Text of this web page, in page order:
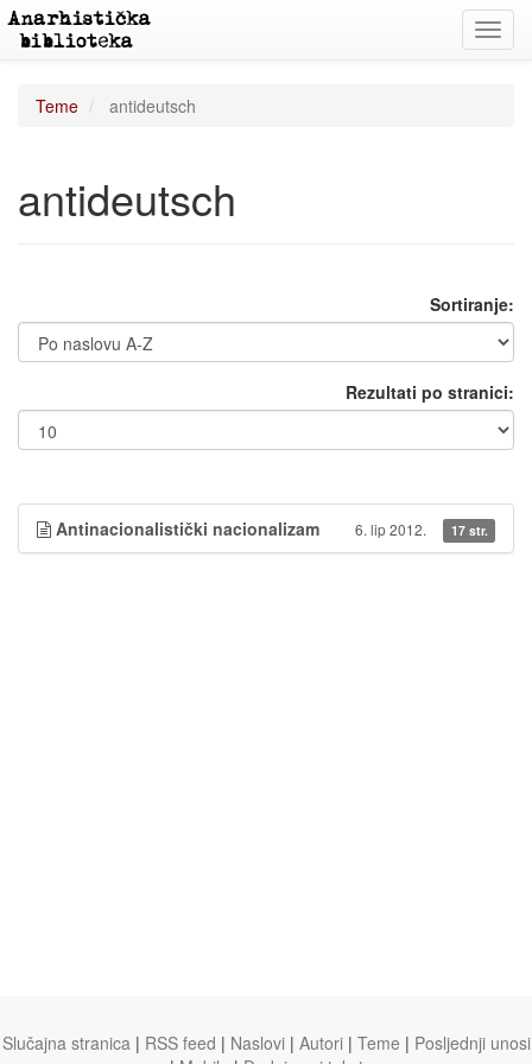
Teme antideutsch
antideutsch
Sortiranje:
Rezultati po stranici:
Antinacionalistički nacionalizam 6. lip 2012. 17 str.
Slučajna stranica | RSS feed | Naslovi | Autori | Teme | Posljednji unosi